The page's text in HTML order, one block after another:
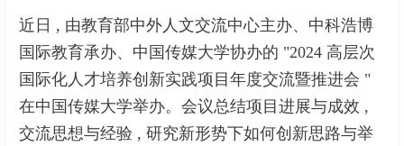
近日 , 由教育部中外人文交流中心主办、中科浩博
国际教育承办、中国传媒大学协办的 "2024 高层次
国际化人才培养创新实践项目年度交流暨推进会 "
在中国传媒大学举办。会议总结项目进展与成效 ,
交流思想与经验 , 研究新形势下如何创新思路与举